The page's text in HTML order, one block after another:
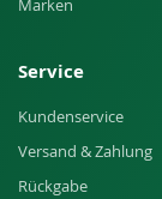
Marken
Service
Kundenservice
Versand & Zahlung
Rückgabe